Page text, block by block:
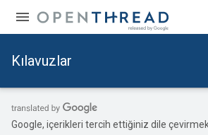
Kılavuzlar
Google, içerikleri tercih ettiğiniz dile